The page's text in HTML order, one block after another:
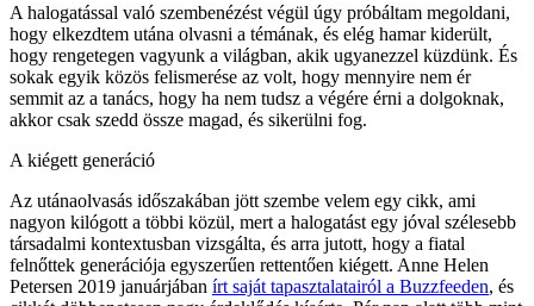
A halogatással való szembenézést végül úgy próbáltam megoldani,
hogy elkezdtem utána olvasni a témának, és elég hamar kiderült,
hogy rengetegen vagyunk a világban, akik ugyanezzel küzdünk. És
sokak egyik közös felismerése az volt, hogy mennyire nem ér
semmit az a tanács, hogy ha nem tudsz a végére érni a dolgoknak,
akkor csak szedd össze magad, és sikerülni fog.
A kiégett generáció
Az utánaolvasás időszakában jött szembe velem egy cikk, ami
nagyon kilógott a többi közül, mert a halogatást egy jóval szélesebb
társadalmi kontextusban vizsgálta, és arra jutott, hogy a fiatal
felnőttek generációja egyszerűen rettentően kiégett. Anne Helen
Petersen 2019 januárjában írt saját tapasztalatairól a Buzzfeeden, és